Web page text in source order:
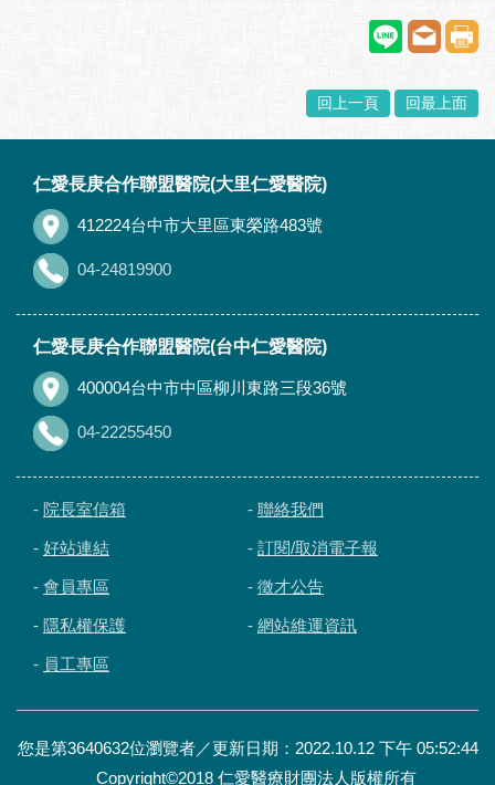
回上一頁 回最上面
仁愛長庚合作聯盟醫院(大里仁愛醫院)
412224台中市大里區東榮路483號
04-24819900
仁愛長庚合作聯盟醫院(台中仁愛醫院)
400004台中市中區柳川東路三段36號
04-22255450
- 院長室信箱 - 聯絡我們
- 好站連結 - 訂閱/取消電子報
- 會員專區 - 徵才公告
- 隱私權保護 - 網站維運資訊
- 員工專區
您是第3640632位瀏覽者／更新日期：2022.10.12 下午 05:52:44
Copyright©2018 仁愛醫療財團法人版權所有